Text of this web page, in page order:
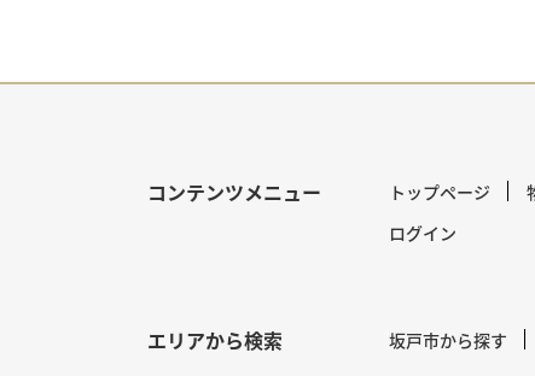
コンテンツメニュー トップページ
ログイン
エリアから検索 坂戸市から探す